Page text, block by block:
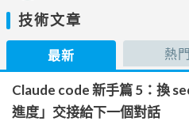
技術文章
最新 熱門
Claude code 新手篇 5：換
進度」交接給下一個對話